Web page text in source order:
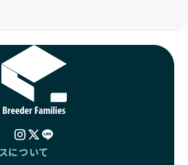
んに優しい未来を創るための大き
さんがBreederFamiliesを通じて
、こうした社会貢献活動を間接的に
れているブリーダーは、子犬が心
の環境づくりに全力を注いでいま
のびのびと動ける適度な運動環境、
健康管理まで徹底しています。
の免疫力や体力が低下し、飼い主
費やケアの負担が増える恐れがあり
た流行に流されず、ワンちゃんの
ます。特に小さいワンちゃんやレア
場合は、健康リスクを十分に理解
について丁寧に説明しています。食
成長に必要な栄養を確保するなど、
にした繁殖を心がけています。
の詳細はこちら
について